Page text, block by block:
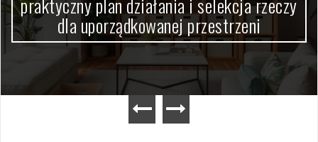
dla uporządkowanej przestrzeni